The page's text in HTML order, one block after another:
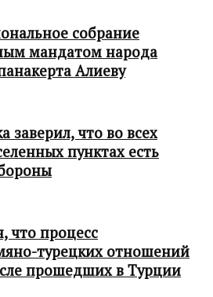
собрание
мандатом народа
Алиеву
заверил, что во всех
пунктах есть
что процесс
турецких отношений
прошедших в Турции